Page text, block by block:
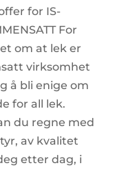
for IS-
For
om at lek er
virksomhet
å bli enige om
for all lek.
du regne med
av kvalitet
etter dag, i